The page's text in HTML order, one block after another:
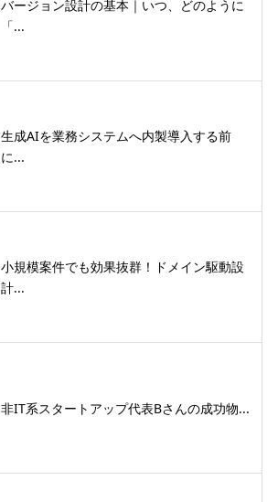
バージョン設計の基本｜いつ、どのように
「...
生成AIを業務システムへ内製導入する前
に...
小規模案件でも効果抜群！ドメイン駆動設
計...
非IT系スタートアップ代表Bさんの成功物...